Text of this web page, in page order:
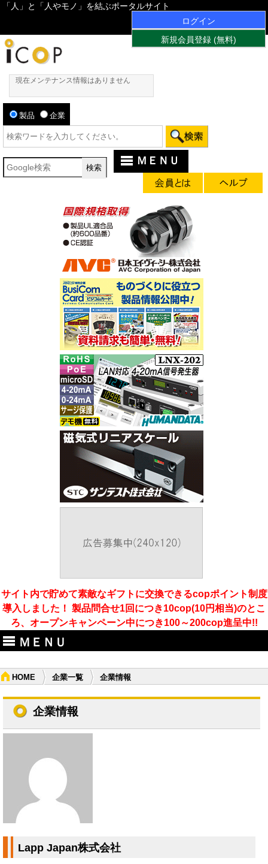
「人」と「人やモノ」を結ぶポータルサイト
ログイン
新規会員登録 (無料)
現在メンテナンス情報はありません
製品 企業
ＭＥＮＵ
サイト内で貯めて素敵なギフトに交換できるcopポイント制度
導入しました！ 製品問合せ1回につき10cop(10円相当)のとこ
ろ、オープンキャンペーン中につき100～200cop進呈中!!
ＭＥＮＵ
HOME 企業一覧 企業情報
企業情報
Lapp Japan株式会社